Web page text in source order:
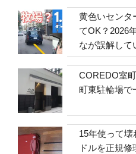
黄色いセンタ
てOK？2026
なが誤解して
COREDO室
町東駐輪場で
15年使って壊
ドルを正規